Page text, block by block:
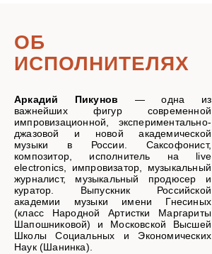
ОБ
ИСПОЛНИТЕЛЯХ
Аркадий Пикунов — одна из
важнейших фигур современной
импровизационной, экспериментально-
джазовой и новой академической
музыки в России. Саксофонист,
композитор, исполнитель на live
electronics, импровизатор, музыкальный
журналист, музыкальный продюсер и
куратор. Выпускник Российской
академии музыки имени Гнесиных
(класс Народной Артистки Маргариты
Шапошниковой) и Московской Высшей
Школы Социальных и Экономических
Наук (Шанинка).